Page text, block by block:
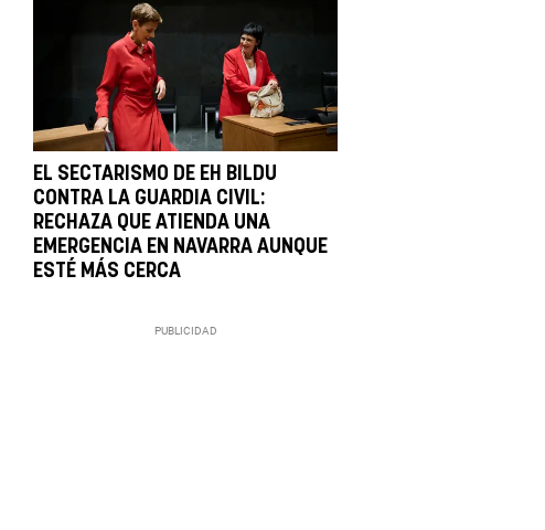
EL SECTARISMO DE EH BILDU
CONTRA LA GUARDIA CIVIL:
RECHAZA QUE ATIENDA UNA
EMERGENCIA EN NAVARRA AUNQUE
ESTÉ MÁS CERCA